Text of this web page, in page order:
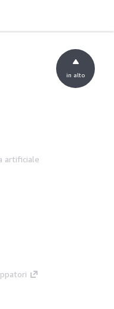
artificiale
in alto